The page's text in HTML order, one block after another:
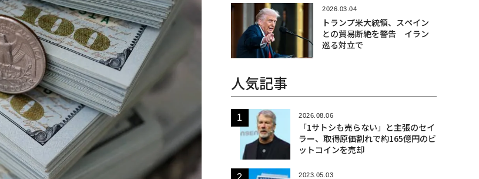
2026.03.04
トランプ米大統領、スペイン
との貿易断絶を警告 イラン
巡る対立で
人気記事
2026.08.06
「1サトシも売らない」と主張のセイ
ラー、取得原価割れで約165億円のビ
ットコインを売却
2023.05.03